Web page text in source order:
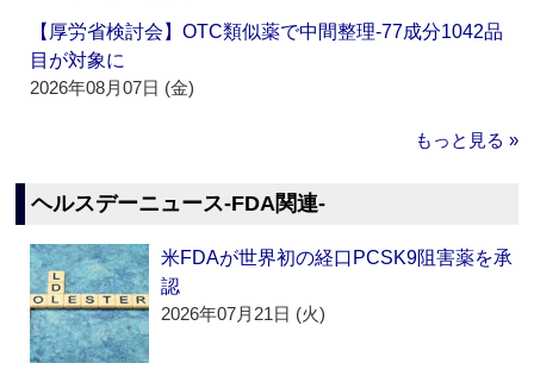
【厚労省検討会】OTC類似薬で中間整理‐77成分1042品
目が対象に
2026年08月07日 (金)
もっと見る »
ヘルスデーニュース‐FDA関連‐
米FDAが世界初の経口PCSK9阻害薬を承
認
2026年07月21日 (火)